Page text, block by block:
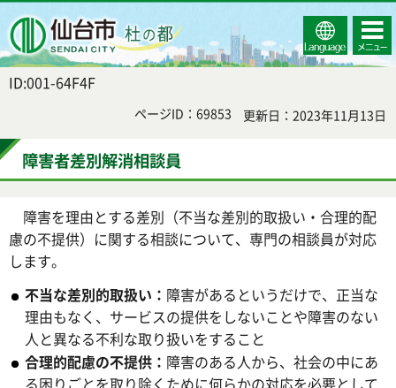
Select
Language
コンテ
ンツメ
ニュー
ID:001-64F4F
ページID：69853 更新日：2023年11月13日
障害者差別解消相談員
障害を理由とする差別（不当な差別的取扱い・合理的配
慮の不提供）に関する相談について、専門の相談員が対応
します。
不当な差別的取扱い： 障害があるというだけで、正当な
理由もなく、サービスの提供をしないことや障害のない
人と異なる不利な取り扱いをすること
合理的配慮の不提供： 障害のある人から、社会の中にあ
る困りごとを取り除くために何らかの対応を必要として